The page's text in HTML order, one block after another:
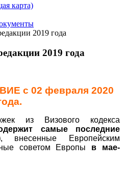
карта)
2019 года
2019 года
с 02 февраля 2020
из Визового кодекса
самые последние
, внесенные Европейским
советом Европы в мае-